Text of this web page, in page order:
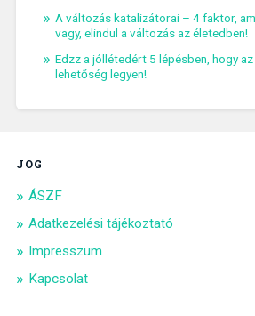
A változás katalizátorai – 4 faktor,
vagy, elindul a változás az életedben!
Edzz a jóllétedért 5 lépésben, hogy
lehetőség legyen!
JOG
ÁSZF
Adatkezelési tájékoztató
Impresszum
Kapcsolat